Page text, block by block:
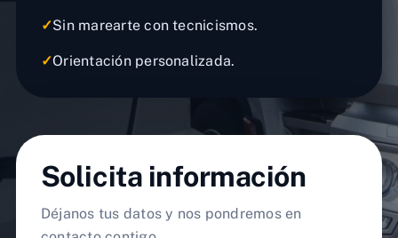
✓Sin marearte con tecnicismos.
✓Orientación personalizada.
Solicita información
Déjanos tus datos y nos pondremos en